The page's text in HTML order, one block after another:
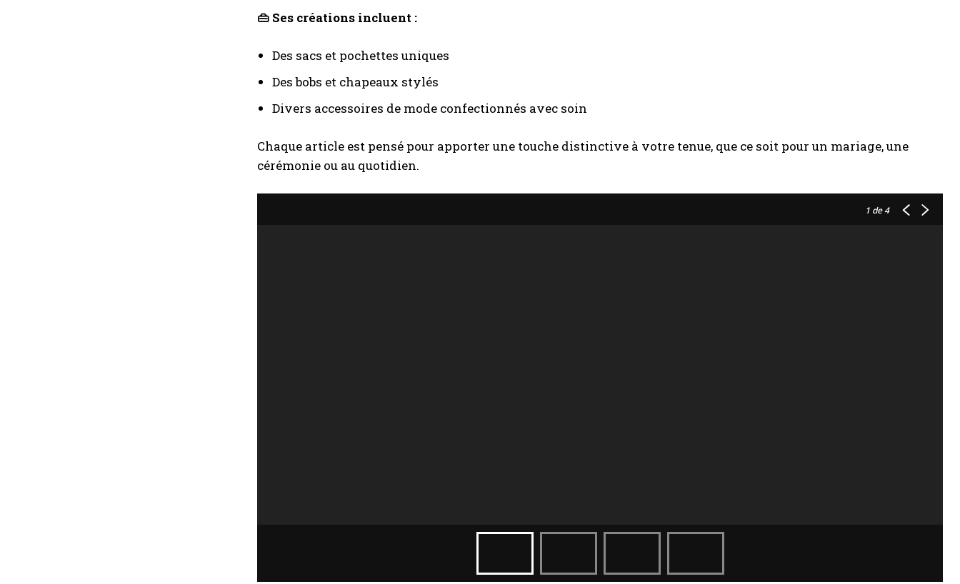
👜 Ses créations incluent :
Des sacs et pochettes uniques​
Des bobs et chapeaux stylés​
Divers accessoires de mode confectionnés avec soin​
Chaque article est pensé pour apporter une touche distinctive à votre tenue, que ce soit pour un mariage, une
cérémonie ou au quotidien.​
1 de 4